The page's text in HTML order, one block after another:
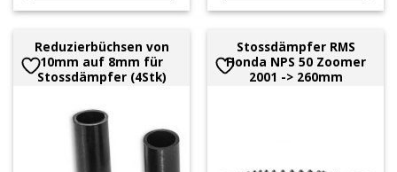
Reduzierbüchsen von
10mm auf 8mm für
Stossdämpfer (4Stk)
Stossdämpfer RMS
Honda NPS 50 Zoomer
2001 -> 260mm